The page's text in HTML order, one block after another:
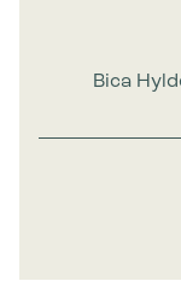
Bica